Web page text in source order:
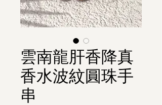
雲南龍肝香降真
香水波紋圓珠手
串